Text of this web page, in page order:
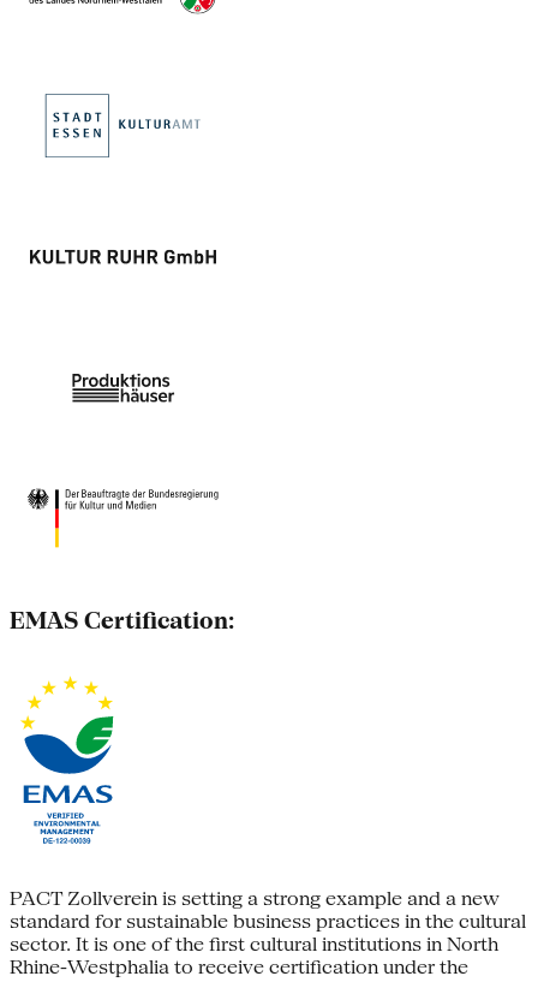
EMAS Certification:
PACT Zollverein is setting a strong example and a new
standard for sustainable business practices in the cultural
sector. It is one of the first cultural institutions in North
Rhine-Westphalia to receive certification under the